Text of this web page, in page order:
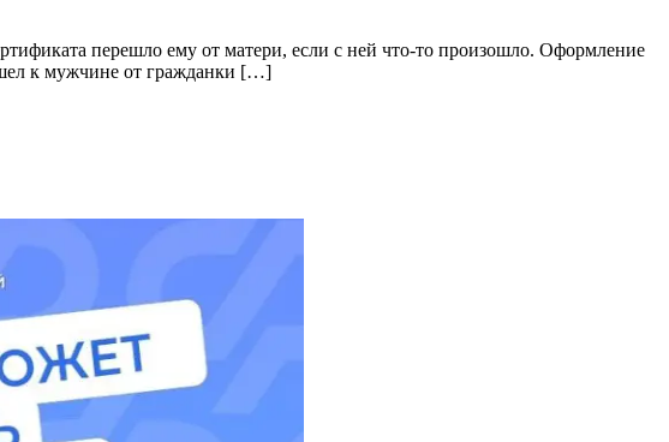
перешло ему от матери, если с ней что-то произошло. Оформление
к мужчине от гражданки […]